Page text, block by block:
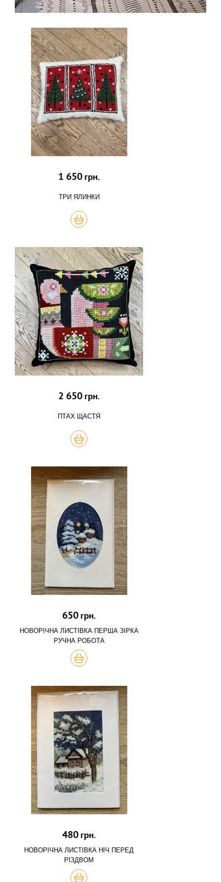
1 650 грн.
ТРИ ЯЛИНКИ
КУПИТЬ
2 650 грн.
ПТАХ ЩАСТЯ
КУПИТЬ
650 грн.
НОВОРІЧНА ЛИСТІВКА ПЕРША ЗІРКА
РУЧНА РОБОТА
КУПИТЬ
480 грн.
НОВОРІЧНА ЛИСТІВКА НІЧ ПЕРЕД
РІЗДВОМ
КУПИТЬ